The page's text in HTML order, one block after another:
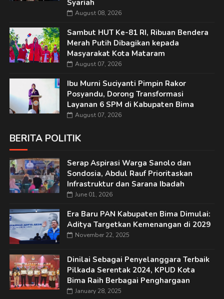
Syariah
August 08, 2026
Sambut HUT Ke-81 RI, Ribuan Bendera
Merah Putih Dibagikan kepada
Masyarakat Kota Mataram
August 07, 2026
Ibu Murni Suciyanti Pimpin Rakor
Posyandu, Dorong Transformasi
Layanan 6 SPM di Kabupaten Bima
August 07, 2026
BERITA POLITIK
Serap Aspirasi Warga Sanolo dan
Sondosia, Abdul Rauf Prioritaskan
Infrastruktur dan Sarana Ibadah
June 01, 2026
Era Baru PAN Kabupaten Bima Dimulai:
Aditya Targetkan Kemenangan di 2029
November 22, 2025
Dinilai Sebagai Penyelanggara Terbaik
Pilkada Serentak 2024, KPUD Kota
Bima Raih Berbagai Penghargaan
January 28, 2025